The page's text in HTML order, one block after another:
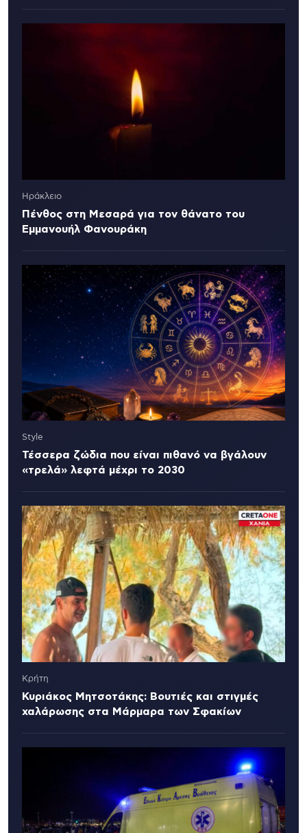
Ηράκλειο
Πένθος στη Μεσαρά για τον θάνατο του
Εμμανουήλ Φανουράκη
Style
Τέσσερα ζώδια που είναι πιθανό να βγάλουν
«τρελά» λεφτά μέχρι το 2030
Κρήτη
Κυριάκος Μητσοτάκης: Βουτιές και στιγμές
χαλάρωσης στα Μάρμαρα των Σφακίων